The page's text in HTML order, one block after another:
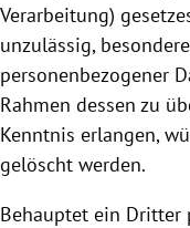
Verarbeitung)
unzulässig,
personenbezogener
Rahmen dessen zu
Kenntnis erlangen,
gelöscht werden.
Behauptet ein Dritter